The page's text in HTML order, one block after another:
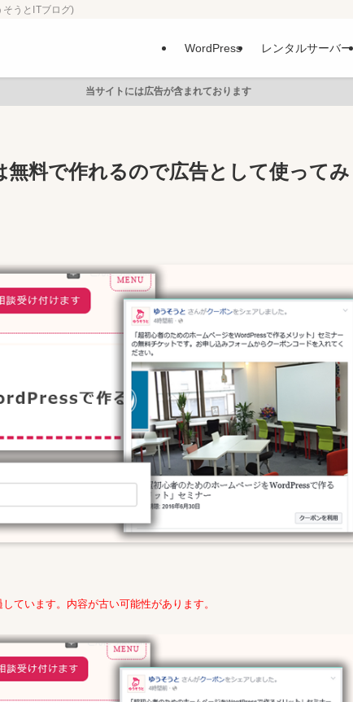
うとITブログ)
WordPress レンタルサーバー
当サイトには広告が含まれております
料で作れるので広告として使ってみ
ています。内容が古い可能性があります。